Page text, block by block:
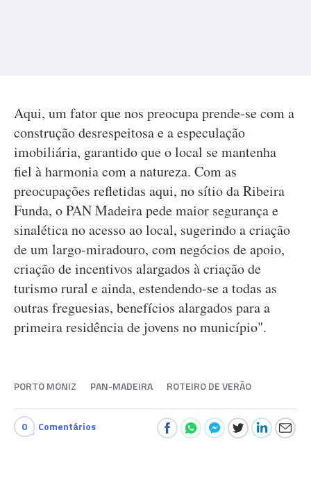
Aqui, um fator que nos preocupa prende-se com a
construção desrespeitosa e a especulação
imobiliária, garantido que o local se mantenha
fiel à harmonia com a natureza. Com as
preocupações refletidas aqui, no sítio da Ribeira
Funda, o PAN Madeira pede maior segurança e
sinalética no acesso ao local, sugerindo a criação
de um largo-miradouro, com negócios de apoio,
criação de incentivos alargados à criação de
turismo rural e ainda, estendendo-se a todas as
outras freguesias, benefícios alargados para a
primeira residência de jovens no município".
PORTO MONIZ PAN-MADEIRA ROTEIRO DE VERÃO
0 Comentários